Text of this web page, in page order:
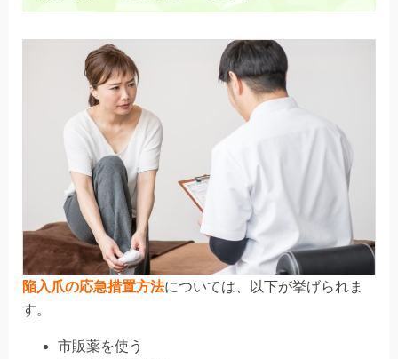
陥入爪の応急措置方法については、以下が挙げられま
す。
市販薬を使う